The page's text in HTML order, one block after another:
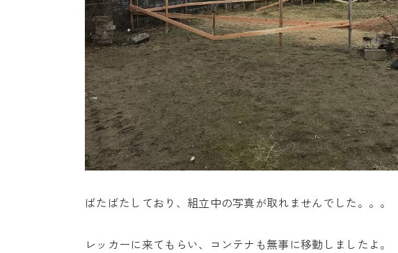
ばたばたしており、組立中の写真が取れませんでした。。。
レッカーに来てもらい、コンテナも無事に移動しましたよ。